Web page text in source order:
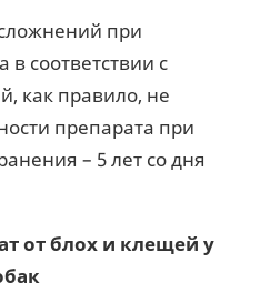
при
соответствии с
как правило, не
препарата при
– 5 лет со дня
от блох и клещей у